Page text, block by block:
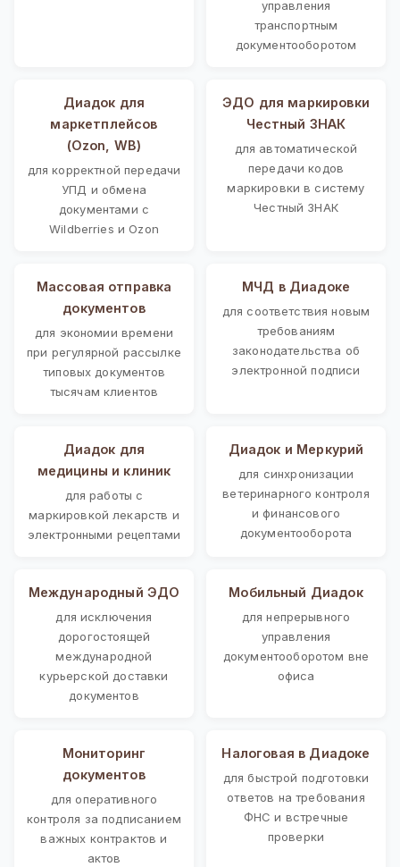
управления
транспортным
документооборотом
Диадок для
маркетплейсов
(Ozon, WB)
для корректной передачи
УПД и обмена
документами с
Wildberries и Ozon
ЭДО для маркировки
Честный ЗНАК
для автоматической
передачи кодов
маркировки в систему
Честный ЗНАК
Массовая отправка
документов
для экономии времени
при регулярной рассылке
типовых документов
тысячам клиентов
МЧД в Диадоке
для соответствия новым
требованиям
законодательства об
электронной подписи
Диадок для
медицины и клиник
для работы с
маркировкой лекарств и
электронными рецептами
Диадок и Меркурий
для синхронизации
ветеринарного контроля
и финансового
документооборота
Международный ЭДО
для исключения
дорогостоящей
международной
курьерской доставки
документов
Мобильный Диадок
для непрерывного
управления
документооборотом вне
офиса
Мониторинг
документов
для оперативного
контроля за подписанием
важных контрактов и
актов
Налоговая в Диадоке
для быстрой подготовки
ответов на требования
ФНС и встречные
проверки